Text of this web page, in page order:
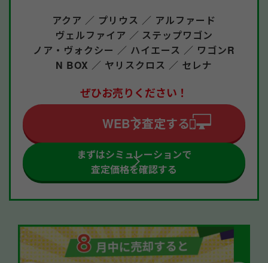
アクア ／ プリウス ／ アルファード
ヴェルファイア ／ ステップワゴン
ノア・ヴォクシー ／ ハイエース ／ ワゴンR
N BOX ／ ヤリスクロス ／ セレナ
ぜひお売りください！
WEBで査定する
まずはシミュレーションで
査定価格を確認する